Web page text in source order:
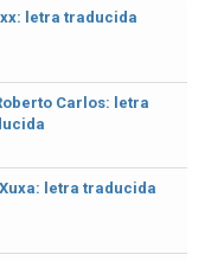
letra traducida
Carlos: letra
letra traducida